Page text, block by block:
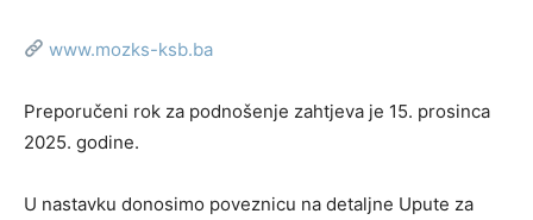
www.mozks-ksb.ba
Preporučeni rok za podnošenje zahtjeva je 15. prosinca
2025. godine.
U nastavku donosimo poveznicu na detaljne Upute za